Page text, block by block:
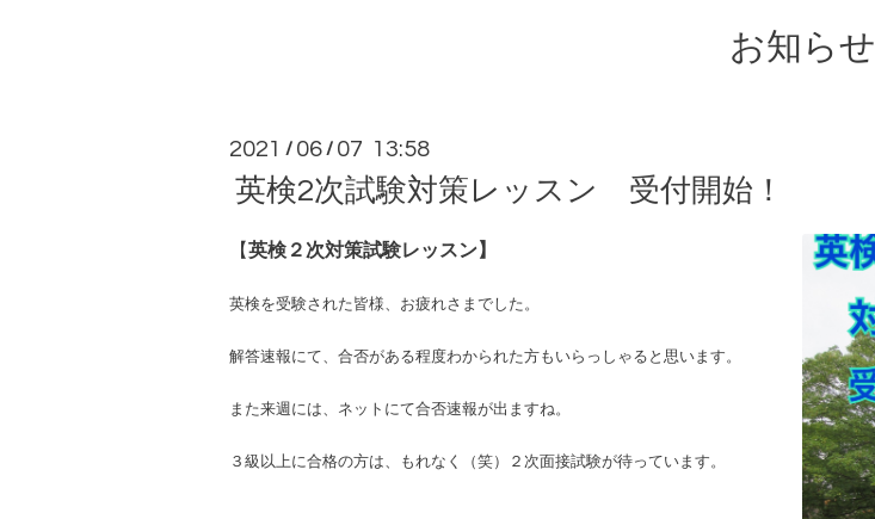
お知らせ
2021 / 06 / 07 13:58
英検2次試験対策レッスン 受付開始！
【英検２次対策試験レッスン】
英検を受験された皆様、お疲れさまでした。
解答速報にて、合否がある程度わかられた方もいらっしゃると思います。
また来週には、ネットにて合否速報が出ますね。
３級以上に合格の方は、もれなく（笑）２次面接試験が待っています。